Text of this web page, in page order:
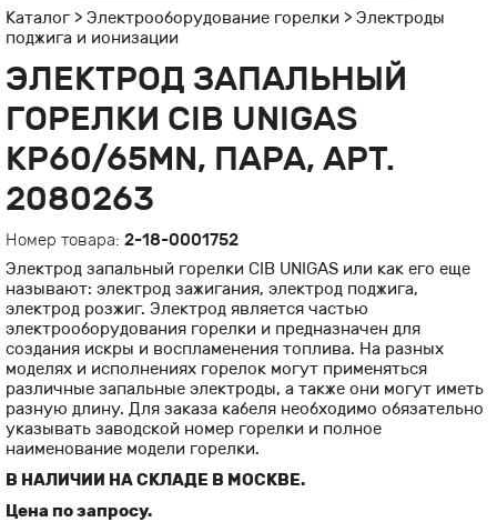
Каталог> Электрооборудование горелки > Электроды
поджига и ионизации
ЭЛЕКТРОД ЗАПАЛЬНЫЙ
ГОРЕЛКИ CIB UNIGAS
KP60/65MN, ПАРА, АРТ.
2080263
Номер товара: 2-18-0001752
Электрод запальный горелки CIB UNIGAS или как его еще
называют: электрод зажигания, электрод поджига,
электрод розжиг. Электрод является частью
электрооборудования горелки и предназначен для
создания искры и воспламенения топлива. На разных
моделях и исполнениях горелок могут применяться
различные запальные электроды, а также они могут иметь
разную длину. Для заказа кабеля необходимо обязательно
указывать заводской номер горелки и полное
наименование модели горелки.
В НАЛИЧИИ НА СКЛАДЕ В МОСКВЕ.
Цена по запросу.